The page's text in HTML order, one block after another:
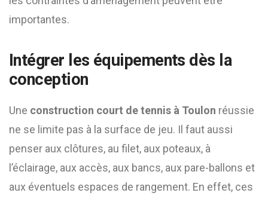
importantes.
Intégrer les équipements dès la
conception
Une construction court de tennis à Toulon réussie
ne se limite pas à la surface de jeu. Il faut aussi
penser aux clôtures, au filet, aux poteaux, à
l’éclairage, aux accès, aux bancs, aux pare-ballons et
aux éventuels espaces de rangement. En effet, ces